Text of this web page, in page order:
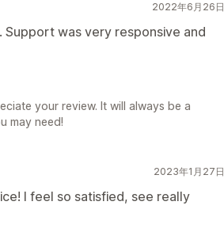
2022年6月26日
was very responsive and
your review. It will always be a
may need!
2023年1月27日
I feel so satisfied, see really